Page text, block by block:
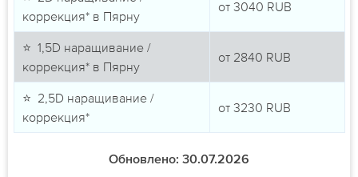
коррекция* в Пярну
от 3040 RUB
⭐ 1,5D наращивание /
коррекция* в Пярну
от 2840 RUB
⭐ 2,5D наращивание /
коррекция*
от 3230 RUB
Обновлено: 30.07.2026